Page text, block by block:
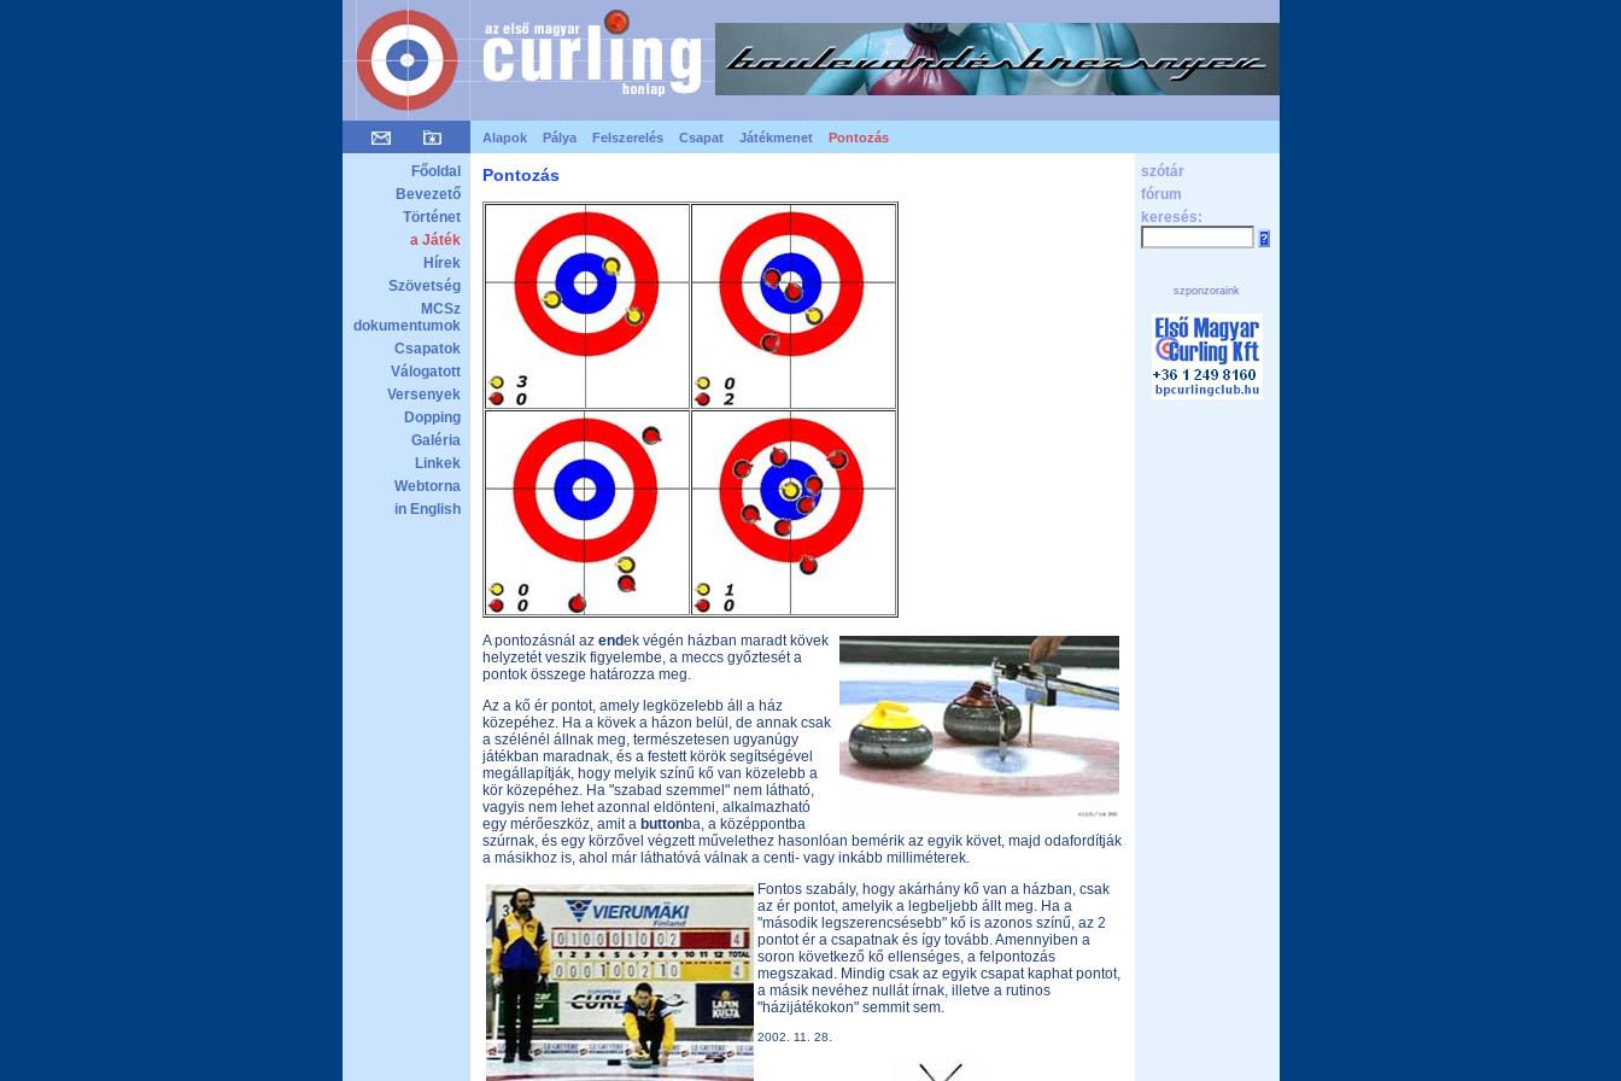
Alapok Pálya Felszerelés Csapat Játékmenet Pontozás
Főoldal
Bevezető
Történet
a Játék
Hírek
Szövetség
MCSz
dokumentumok
Csapatok
Válogatott
Versenyek
Dopping
Galéria
Linkek
Webtorna
in English
Pontozás
A pontozásnál az endek végén házban maradt kövek
helyzetét veszik figyelembe, a meccs győztesét a
pontok összege határozza meg.
Az a kő ér pontot, amely legközelebb áll a ház
közepéhez. Ha a kövek a házon belül, de annak csak
a szélénél állnak meg, természetesen ugyanúgy
játékban maradnak, és a festett körök segítségével
megállapítják, hogy melyik színű kő van közelebb a
kör közepéhez. Ha "szabad szemmel" nem látható,
vagyis nem lehet azonnal eldönteni, alkalmazható
egy mérőeszköz, amit a buttonba, a középpontba
szúrnak, és egy körzővel végzett művelethez hasonlóan bemérik az egyik követ, majd odafordítják
a másikhoz is, ahol már láthatóvá válnak a centi- vagy inkább milliméterek.
Fontos szabály, hogy akárhány kő van a házban, csak
az ér pontot, amelyik a legbeljebb állt meg. Ha a
"második legszerencsésebb" kő is azonos színű, az 2
pontot ér a csapatnak és így tovább. Amennyiben a
soron következő kő ellenséges, a felpontozás
megszakad. Mindig csak az egyik csapat kaphat pontot,
a másik nevéhez nullát írnak, illetve a rutinos
"házijátékokon" semmit sem.
2002. 11. 28.
szótár
fórum
keresés:
szponzoraink